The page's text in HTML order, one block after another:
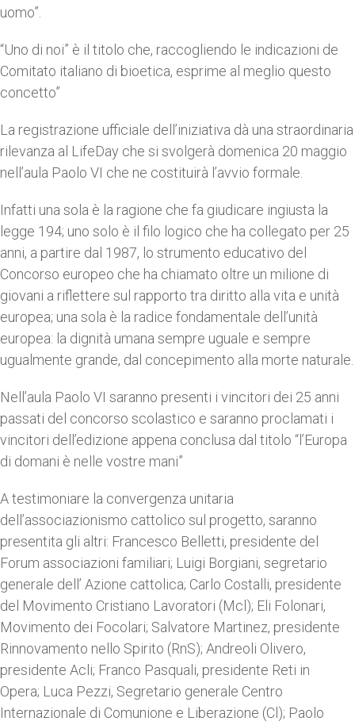
uomo”.
“Uno di noi” è il titolo che, raccogliendo le indicazioni de
Comitato italiano di bioetica, esprime al meglio questo
concetto”
La registrazione ufficiale dell’iniziativa dà una straordinaria
rilevanza al LifeDay che si svolgerà domenica 20 maggio
nell’aula Paolo VI che ne costituirà l’avvio formale.
Infatti una sola è la ragione che fa giudicare ingiusta la
legge 194; uno solo è il filo logico che ha collegato per 25
anni, a partire dal 1987, lo strumento educativo del
Concorso europeo che ha chiamato oltre un milione di
giovani a riflettere sul rapporto tra diritto alla vita e unità
europea; una sola è la radice fondamentale dell’unità
europea: la dignità umana sempre uguale e sempre
ugualmente grande, dal concepimento alla morte naturale.
Nell’aula Paolo VI saranno presenti i vincitori dei 25 anni
passati del concorso scolastico e saranno proclamati i
vincitori dell’edizione appena conclusa dal titolo “l’Europa
di domani è nelle vostre mani”
A testimoniare la convergenza unitaria
dell’associazionismo cattolico sul progetto, saranno
presentita gli altri: Francesco Belletti, presidente del
Forum associazioni familiari; Luigi Borgiani, segretario
generale dell’ Azione cattolica; Carlo Costalli, presidente
del Movimento Cristiano Lavoratori (Mcl); Eli Folonari,
Movimento dei Focolari; Salvatore Martinez, presidente
Rinnovamento nello Spirito (RnS); Andreoli Olivero,
presidente Acli; Franco Pasquali, presidente Reti in
Opera; Luca Pezzi, Segretario generale Centro
Internazionale di Comunione e Liberazione (Cl); Paolo